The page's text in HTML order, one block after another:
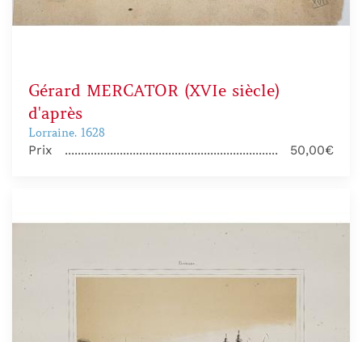
Gérard MERCATOR (XVIe siècle)
d'après
Lorraine. 1628
Prix 50,00€